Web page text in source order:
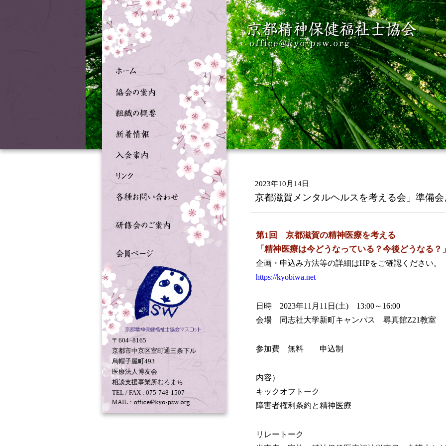
〒604−8165
京都市中京区室町通三条下ル
烏帽子屋町493
医療法人博友会
相談支援事業所むろまち
TEL / FAX : 075-748-1507
2023年10月14日
京都滋賀メンタルヘルスを考える会」準備
第1回 京都滋賀の精神医療を考える
「精神医療は今どうなっている？今後どうなる？
企画・申込み方法等の詳細はHPをご確認ください。
https://kyobiwa.net
日時 2023年11月11日(土) 13:00～16:00
会場 同志社大学新町キャンパス 尋真館Z21教室
参加費 無料 申込制
内容）
キックオフトーク
障害者権利条約と精神医療
リレートーク